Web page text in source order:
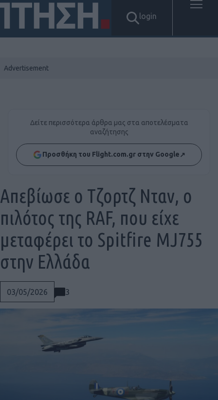
login
Δείτε περισσότερα άρθρα μας στα αποτελέσματα
αναζήτησης
Προσθήκη του Flight.com.gr στην Google↗
03/05/2026 3
Απεβίωσε ο Τζορτζ Νταν, ο
πιλότος της RAF, που είχε
μεταφέρει το Spitfire MJ755
στην Ελλάδα